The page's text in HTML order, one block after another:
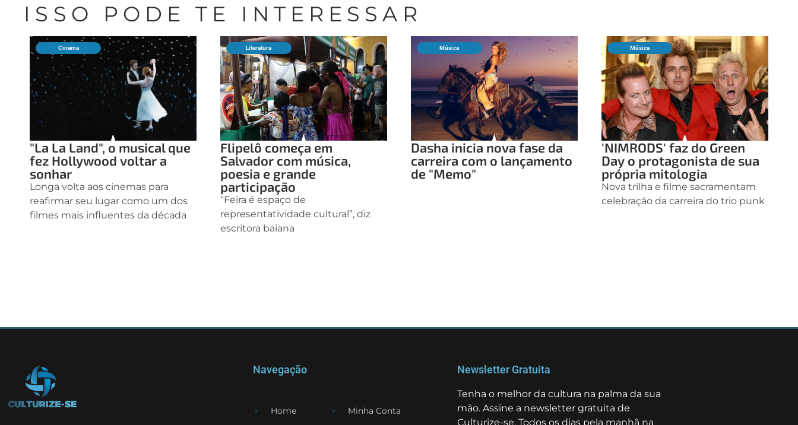
ISSO PODE TE INTERESSAR
Cinema
"La La Land", o musical que
fez Hollywood voltar a
sonhar
Longa volta aos cinemas para
reafirmar seu lugar como um dos
filmes mais influentes da década
Literatura
Flipelô começa em
Salvador com música,
poesia e grande
participação
“Feira é espaço de
representatividade cultural”, diz
escritora baiana
Música
Dasha inicia nova fase da
carreira com o lançamento
de "Memo"
Música
'NIMRODS' faz do Green
Day o protagonista de sua
própria mitologia
Nova trilha e filme sacramentam
celebração da carreira do trio punk
Navegação
Home Minha Conta
Newsletter Gratuita
Tenha o melhor da cultura na palma da sua
mão. Assine a newsletter gratuita de
Culturize-se. Todos os dias pela manhã na